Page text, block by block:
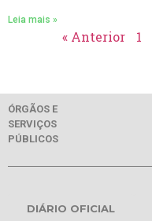
Leia mais »
« Anterior 1
ÓRGÃOS E
SERVIÇOS
PÚBLICOS
DIÁRIO OFICIAL